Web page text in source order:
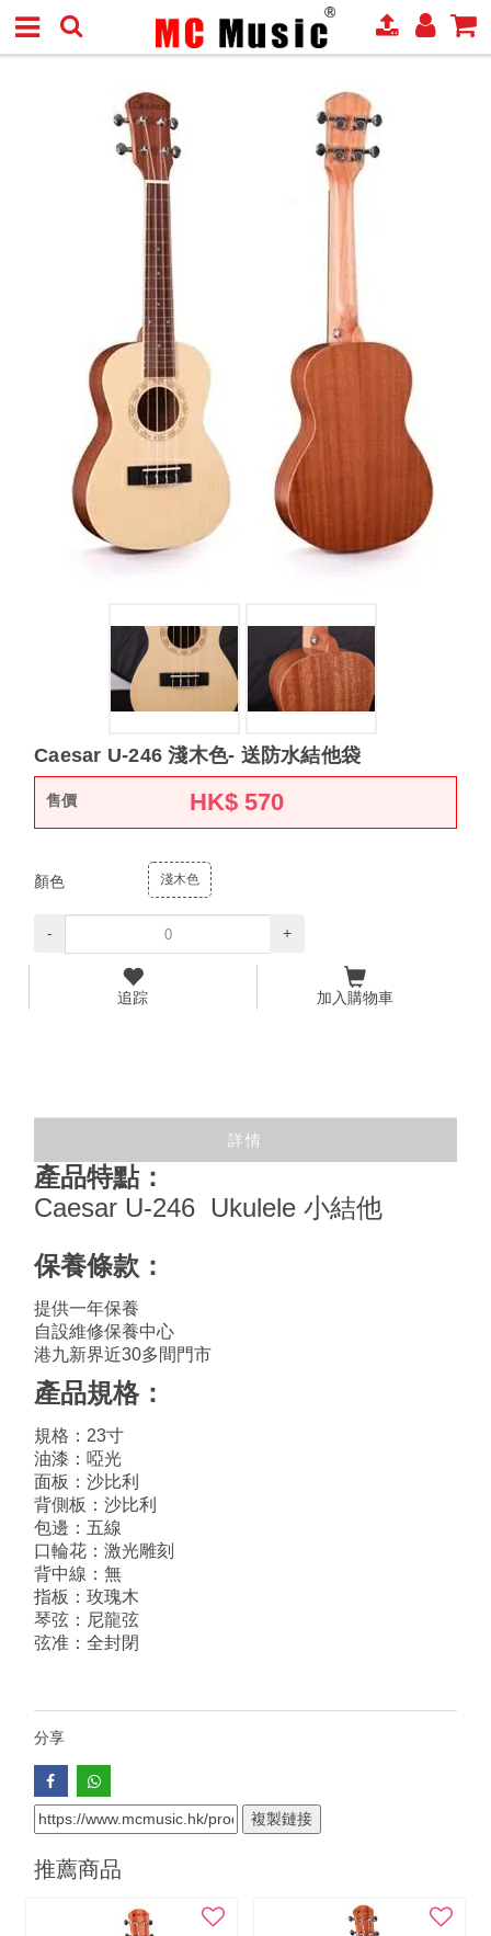
Caesar U-246 淺木色- 送防水結他袋
售價 HK$570
顏色 淺木色
- +
追踪 加入購物車
詳情
產品特點：
Caesar U-246 Ukulele 小結他
保養條款：
提供一年保養
自設維修保養中心
港九新界近30多間門市
產品規格：
規格：23寸
油漆：啞光
面板：沙比利
背側板：沙比利
包邊：五線
口輪花：激光雕刻
背中線：無
指板：玫瑰木
琴弦：尼龍弦
弦准：全封閉
分享
複製鏈接
推薦商品